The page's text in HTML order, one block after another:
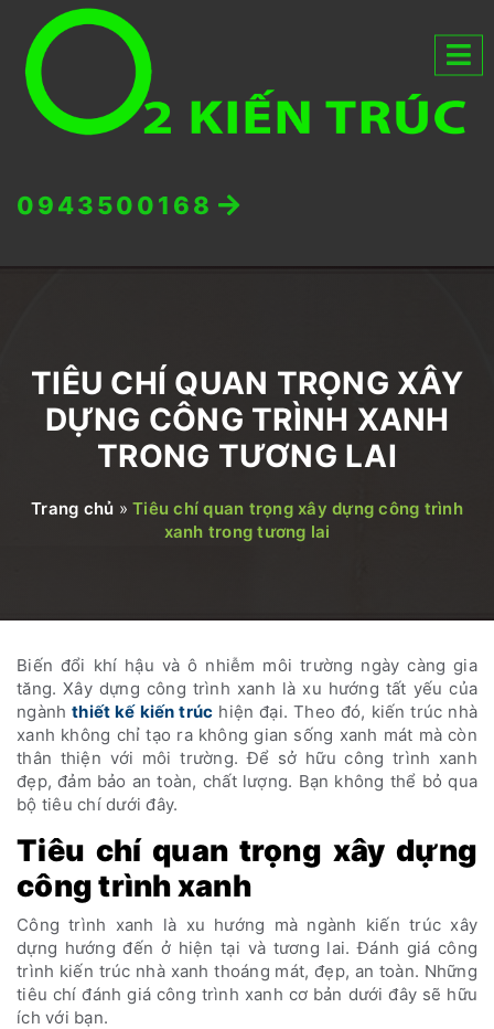
0943500168
TIÊU CHÍ QUAN TRỌNG XÂY
DỰNG CÔNG TRÌNH XANH
TRONG TƯƠNG LAI
Trang chủ »Tiêu chí quan trọng xây dựng công trình
xanh trong tương lai
Biến đổi khí hậu và ô nhiễm môi trường ngày càng gia
tăng. Xây dựng công trình xanh là xu hướng tất yếu của
ngànhthiết kế kiến trúc hiện đại. Theo đó, kiến trúc nhà
xanh không chỉ tạo ra không gian sống xanh mát mà còn
thân thiện với môi trường. Để sở hữu công trình xanh
đẹp, đảm bảo an toàn, chất lượng. Bạn không thể bỏ qua
bộ tiêu chí dưới đây.
Tiêu chí quan trọng xây dựng
công trình xanh
Công trình xanh là xu hướng mà ngành kiến trúc xây
dựng hướng đến ở hiện tại và tương lai. Đánh giá công
trình kiến trúc nhà xanh thoáng mát, đẹp, an toàn. Những
tiêu chí đánh giá công trình xanh cơ bản dưới đây sẽ hữu
ích với bạn.